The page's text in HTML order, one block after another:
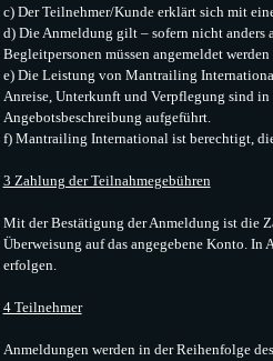
c) Der Teilnehmer/Kunde erklärt sich mit
d) Die Anmeldung gilt – sofern nicht anders
Begleitpersonen müssen angemeldet
e) Die Leistung von Mantrailing
Anreise, Unterkunft und Verpflegung sind
Angebotsbeschreibung aufgeführt.
f) Mantrailing International ist berechtigt,
3 Zahlung der Teilnahmegebühren
Mit der Bestätigung der Anmeldung ist die
Überweisung auf das angegebene Konto. In
erfolgen.
4 Teilnehmer
Anmeldungen werden in der Reihenfolge